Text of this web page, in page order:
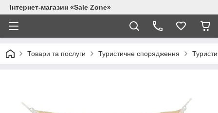
Інтернет-магазин «Sale Zone»
Товари та послуги Туристичне спорядження